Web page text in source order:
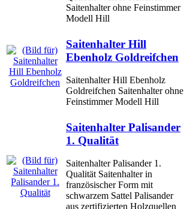
Saitenhalter ohne Feinstimmer
Modell Hill
Saitenhalter Hill
Ebenholz Goldreifchen
Saitenhalter Hill Ebenholz
Goldreifchen Saitenhalter ohne
Feinstimmer Modell Hill
Saitenhalter Palisander
1. Qualität
Saitenhalter Palisander 1.
Qualität Saitenhalter in
französischer Form mit
schwarzem Sattel Palisander
aus zertifizierten Holzquellen